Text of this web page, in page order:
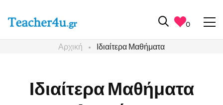
0
Αρχική Ιδιαίτερα Μαθήματα
Ιδιαίτερα Μαθήματα